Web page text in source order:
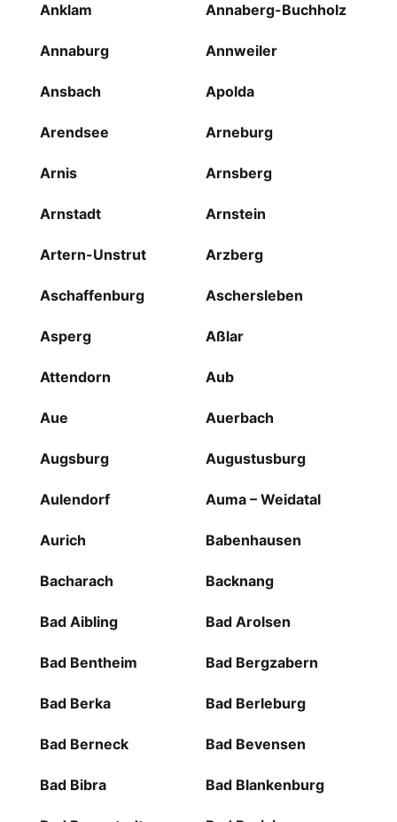
Anklam Annaberg-Buchholz
Annaburg Annweiler
Ansbach Apolda
Arendsee Arneburg
Arnis Arnsberg
Arnstadt Arnstein
Artern-Unstrut Arzberg
Aschaffenburg Aschersleben
Asperg Aßlar
Attendorn Aub
Aue Auerbach
Augsburg Augustusburg
Aulendorf Auma – Weidatal
Aurich Babenhausen
Bacharach Backnang
Bad Aibling Bad Arolsen
Bad Bentheim Bad Bergzabern
Bad Berka Bad Berleburg
Bad Berneck Bad Bevensen
Bad Bibra Bad Blankenburg